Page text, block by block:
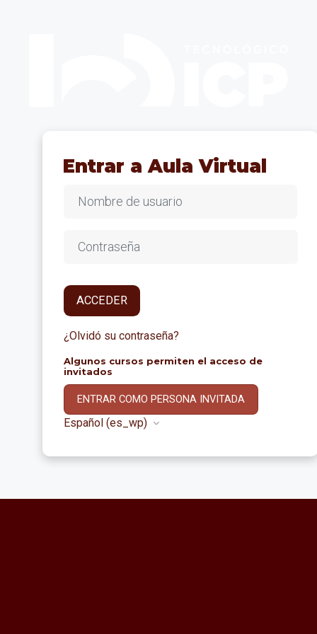
Entrar a Aula Virtual
ACCEDER
¿Olvidó su contraseña?
Algunos cursos permiten el acceso de
invitados
ENTRAR COMO PERSONA INVITADA
Español ‎(es_wp)‎